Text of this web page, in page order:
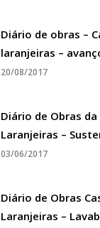
Diário de obras –
laranjeiras –
20/08/2017
Diário de Obras da
Laranjeiras –
03/06/2017
Diário de Obras
Laranjeiras –